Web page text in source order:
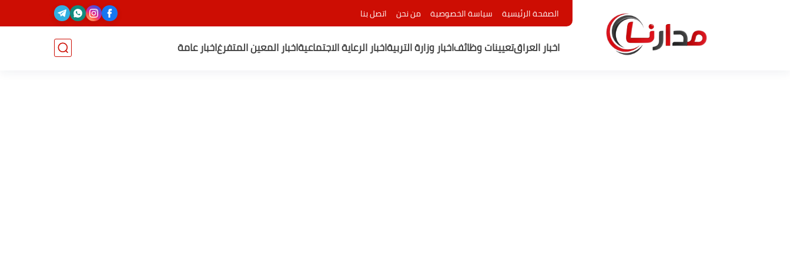
الصفحة الرئيسية سياسة الخصوصية من نحن اتصل بنا
اخبار العراقتعيينات وظائفاخبار وزارة التربيةاخبار الرعاية الاجتماعيةاخبار المعين المتفرغاخبار عامة